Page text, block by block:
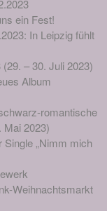
ein Fest!
In Leipzig fühlt
– 30. Juli 2023)
Album
romantische
Mai 2023)
„Nimm mich
Weihnachtsmarkt